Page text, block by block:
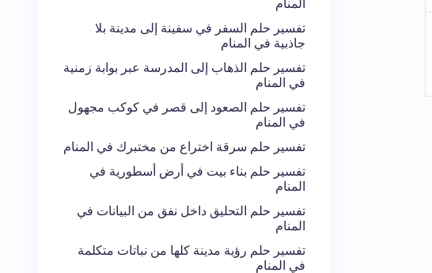
المنام
تفسير حلم السفر في سفينة إلى مدينة بلا
جاذبية في المنام
تفسير حلم الذهاب إلى المدرسة عبر بوابة زمنية
في المنام
تفسير حلم الصعود إلى قصر في كوكب مجهول
في المنام
تفسير حلم سرقة اختراع من مختبرك في المنام
تفسير حلم بناء بيت في أرض أسطورية في
المنام
تفسير حلم التحليق داخل نفق من البيانات في
المنام
تفسير حلم رؤية مدينة كلها من نباتات متكلمة
في المنام